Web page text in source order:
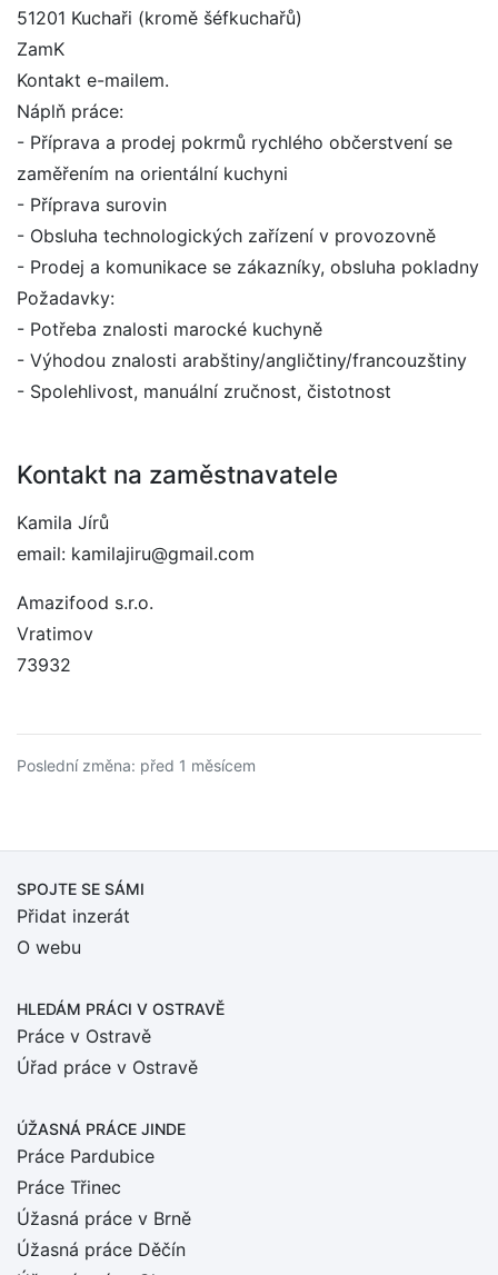
51201 Kuchaři (kromě šéfkuchařů)
ZamK
Kontakt e-mailem.
Náplň práce:
- Příprava a prodej pokrmů rychlého občerstvení se
zaměřením na orientální kuchyni
- Příprava surovin
- Obsluha technologických zařízení v provozovně
- Prodej a komunikace se zákazníky, obsluha pokladny
Požadavky:
- Potřeba znalosti marocké kuchyně
- Výhodou znalosti arabštiny/angličtiny/francouzštiny
- Spolehlivost, manuální zručnost, čistotnost
Kontakt na zaměstnavatele
Kamila Jírů
email: kamilajiru@gmail.com
Amazifood s.r.o.
Vratimov
73932
Poslední změna: před 1 měsícem
SPOJTE SE SÁMI
Přidat inzerát
O webu
HLEDÁM PRÁCI V OSTRAVĚ
Práce v Ostravě
Úřad práce v Ostravě
ÚŽASNÁ PRÁCE JINDE
Práce Pardubice
Práce Třinec
Úžasná práce v Brně
Úžasná práce Děčín